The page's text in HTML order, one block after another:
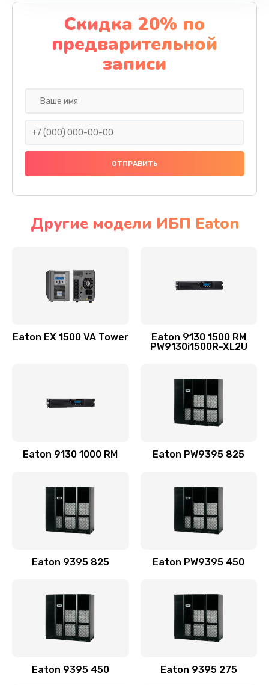
Скидка 20% по
предварительной
записи
Другие модели ИБП Eaton
Eaton EX 1500 VA Tower
Eaton 9130 1500 RM
PW9130i1500R-XL2U
Eaton 9130 1000 RM Eaton PW9395 825
Eaton 9395 825 Eaton PW9395 450
Eaton 9395 450 Eaton 9395 275